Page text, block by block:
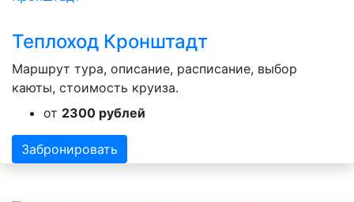
Теплоход Кронштадт
Маршрут тура, описание, расписание, выбор
каюты, стоимость круиза.
от 2300 рублей
Забронировать